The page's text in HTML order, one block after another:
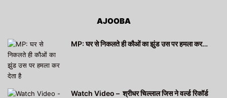
AJOOBA
MP: घर से निकलते ही कौओं का झुंड उस पर हमला कर…
Watch Video – श्रीधर चिल्लाल जिस ने वर्ल्ड रिकॉर्ड